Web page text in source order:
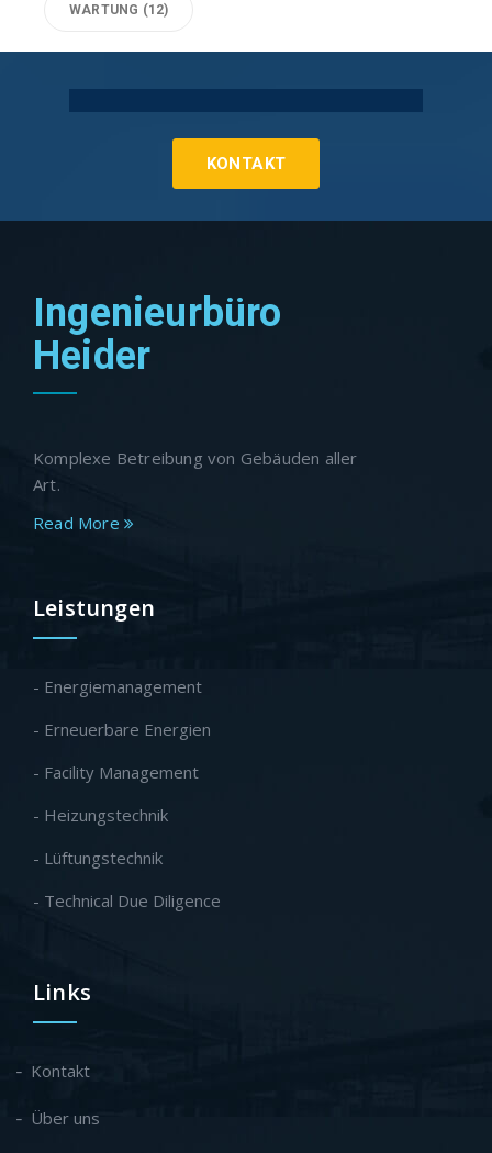
WARTUNG (12)
KONTAKT
Ingenieurbüro
Heider
Komplexe Betreibung von Gebäuden aller
Art.
Read More
Leistungen
- Energiemanagement
- Erneuerbare Energien
- Facility Management
- Heizungstechnik
- Lüftungstechnik
- Technical Due Diligence
Links
Kontakt
Über uns